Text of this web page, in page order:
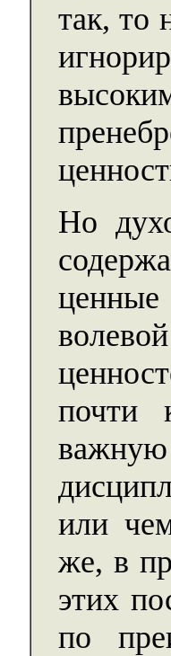
так, то
Но
почти
или
же, в
этих
по